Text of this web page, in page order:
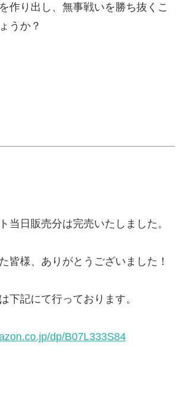
作り出し、無事戦いを勝ち抜くこ
うか？
当日販売分は完売いたしました。
皆様、ありがとうございました！
下記にて行っております。
dp/B07L333S84